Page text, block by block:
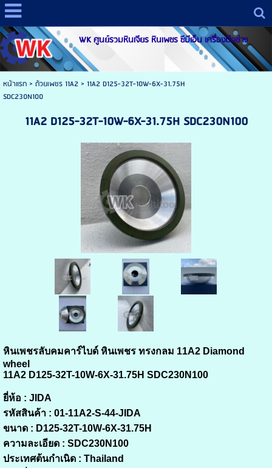
WK ศูนย์รวมหินเจียร หินเพชร ซีบีเอ็น เครื่องมือช่าง
หน้าแรก> ถ้วยเพชร 11A2> 11A2 D125-32T-10W-6X-31.75H
SDC230N100
11A2 D125-32T-10W-6X-31.75H SDC230N100
หินเพชรลับคมคาร์ไบด์ หินเพชร ทรงกลม 11A2 Diamond
wheel
11A2 D125-32T-10W-6X-31.75H SDC230N100
ยี่ห้อ : JIDA
รหัสสินค้า : 01-11A2-S-44-JIDA
ขนาด : D125-32T-10W-6X-31.75H
ความละเอียด : SDC230N100
ประเทศต้นกำเนิด : Thailand